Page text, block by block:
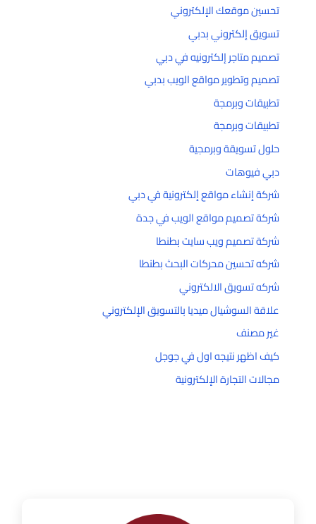
تحسين موقعك الإلكتروني
تسويق إلكتروني بدبي
تصميم متاجر إلكترونيه في دبي
تصميم وتطوير مواقع الويب بدبي
تطبيقات وبرمجة
تطبيقات وبرمجة
حلول تسويقة وبرمجية
دبي فيوهات
شركة إنشاء مواقع إلكترونية في دبي
شركة تصميم مواقع الويب في جدة
شركة تصميم ويب سايت بطنطا
شركه تحسين محركات البحث بطنطا
شركه تسويق الالكتروني
علاقة السوشيال ميديا بالتسويق الإلكتروني
غير مصنف
كيف اظهر نتيجه اول في جوجل
مجالات التجارة الإلكترونية